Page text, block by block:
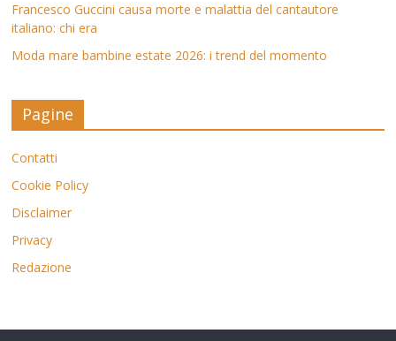
Francesco Guccini causa morte e malattia del cantautore
italiano: chi era
Moda mare bambine estate 2026: i trend del momento
Pagine
Contatti
Cookie Policy
Disclaimer
Privacy
Redazione